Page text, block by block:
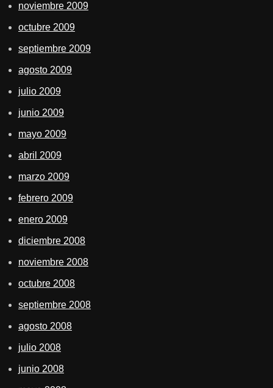
noviembre 2009
octubre 2009
septiembre 2009
agosto 2009
julio 2009
junio 2009
mayo 2009
abril 2009
marzo 2009
febrero 2009
enero 2009
diciembre 2008
noviembre 2008
octubre 2008
septiembre 2008
agosto 2008
julio 2008
junio 2008